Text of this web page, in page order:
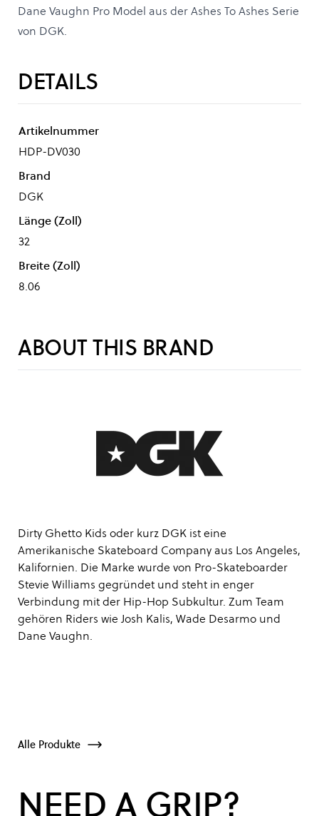
Dane Vaughn Pro Model aus der Ashes To Ashes Serie
von DGK.
DETAILS
Artikelnummer
HDP-DV030
Brand
DGK
Länge (Zoll)
32
Breite (Zoll)
8.06
ABOUT THIS BRAND
Dirty Ghetto Kids oder kurz DGK ist eine
Amerikanische Skateboard Company aus Los Angeles,
Kalifornien. Die Marke wurde von Pro-Skateboarder
Stevie Williams gegründet und steht in enger
Verbindung mit der Hip-Hop Subkultur. Zum Team
gehören Riders wie Josh Kalis, Wade Desarmo und
Dane Vaughn.
Alle Produkte
NEED A GRIP?